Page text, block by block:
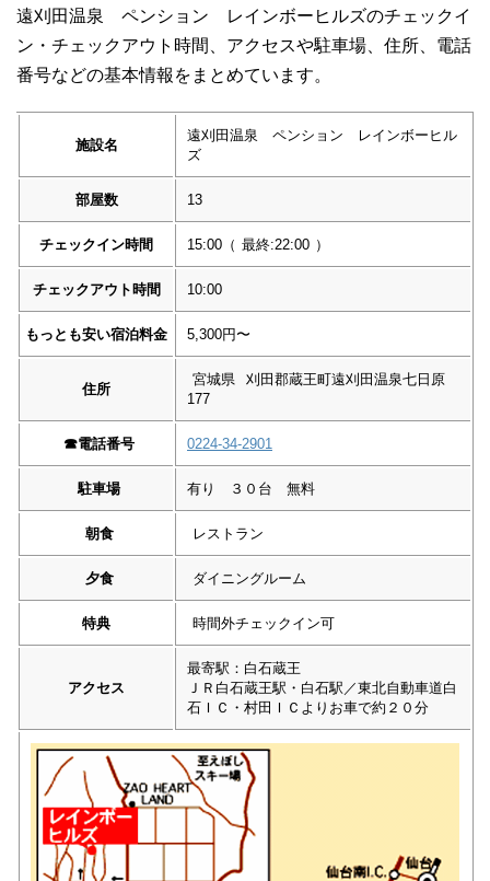
遠刈田温泉 ペンション レインボーヒルズのチェックイ
ン・チェックアウト時間、アクセスや駐車場、住所、電話
番号などの基本情報をまとめています。
施設名
遠刈田温泉 ペンション レインボーヒル
ズ
部屋数 13
チェックイン時間 15:00 （ 最終:22:00 ）
チェックアウト時間 10:00
もっとも安い宿泊料金 5,300円〜
住所
宮城県
刈田郡蔵王町遠刈田温泉七日原
177
☎︎電話番号 0224-34-2901
駐車場 有り ３０台 無料
朝食 レストラン
夕食 ダイニングルーム
特典 時間外チェックイン可
アクセス
最寄駅：白石蔵王
ＪＲ白石蔵王駅・白石駅／東北自動車道白
石ＩＣ・村田ＩＣよりお車で約２０分